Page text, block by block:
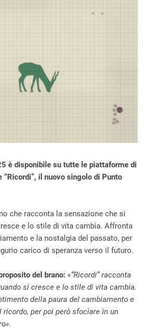
è disponibile su tutte le piattaforme di
il nuovo singolo di Punto
che racconta la sensazione che si
e lo stile di vita cambia. Affronta
e la nostalgia del passato, per
carico di speranza verso il futuro.
del brano: «“Ricordi” racconta
si cresce e lo stile di vita cambia.
della paura del cambiamento e
per poi però sfociare in un